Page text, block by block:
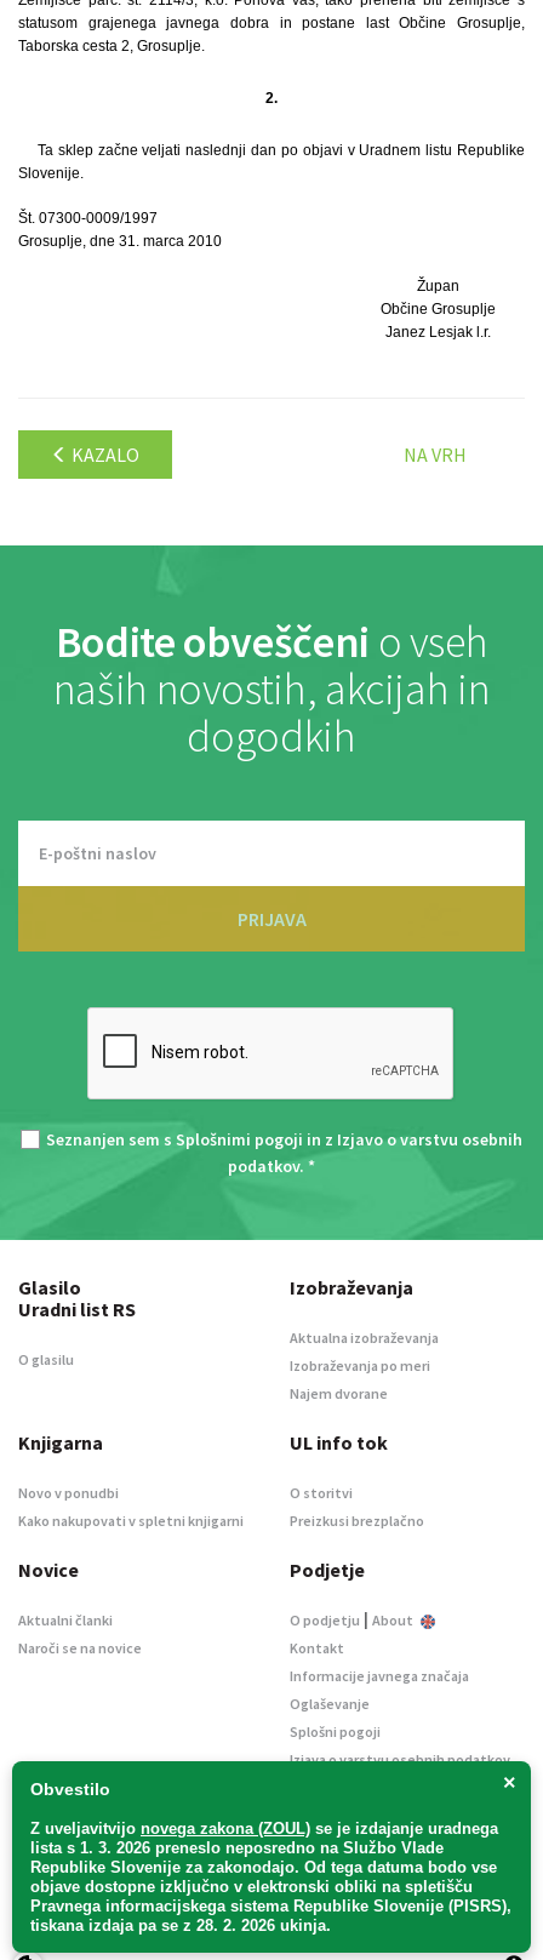
statusom grajenega javnega dobra in postane last Občine Grosuplje,
Taborska cesta 2, Grosuplje.
2.
Ta sklep začne veljati naslednji dan po objavi v Uradnem listu Republike
Slovenije.
Št. 07300-0009/1997
Grosuplje, dne 31. marca 2010
Župan
Občine Grosuplje
Janez Lesjak l.r.
KAZALO NA VRH
Bodite obveščeni o vseh
naših novostih, akcijah in
dogodkih
PRIJAVA
Seznanjen sem s Splošnimi pogoji in z Izjavo o varstvu osebnih
podatkov. *
×
Obvestilo
Z uveljavitvijo novega zakona (ZOUL) se je izdajanje uradnega
lista s 1. 3. 2026 preneslo neposredno na Službo Vlade
Republike Slovenije za zakonodajo. Od tega datuma bodo vse
objave dostopne izključno v elektronski obliki na spletišču
Pravnega informacijskega sistema Republike Slovenije (PISRS),
tiskana izdaja pa se z 28. 2. 2026 ukinja.
Glasilo
Uradni list RS
O glasilu
Izobraževanja
Aktualna izobraževanja
Izobraževanja po meri
Najem dvorane
Knjigarna
Novo v ponudbi
Kako nakupovati v spletni knjigarni
UL info tok
O storitvi
Preizkusi brezplačno
Novice
Aktualni članki
Naroči se na novice
Podjetje
O podjetju | About
Kontakt
Informacije javnega značaja
Oglaševanje
Splošni pogoji
Izjava o varstvu osebnih podatkov
Uradni list d. o. o. – v likvidaciji / Vse pravice pridržane.